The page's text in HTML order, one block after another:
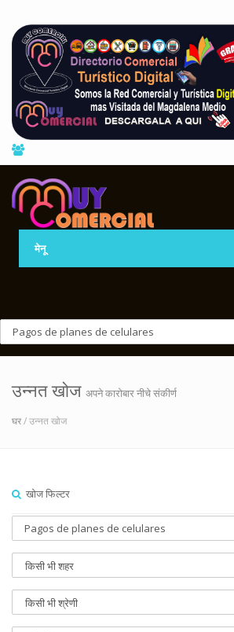
मेनू
उन्नत खोज अपने कारोबार नीचे संकीर्ण
घर/ उन्नत खोज
खोज फिल्टर